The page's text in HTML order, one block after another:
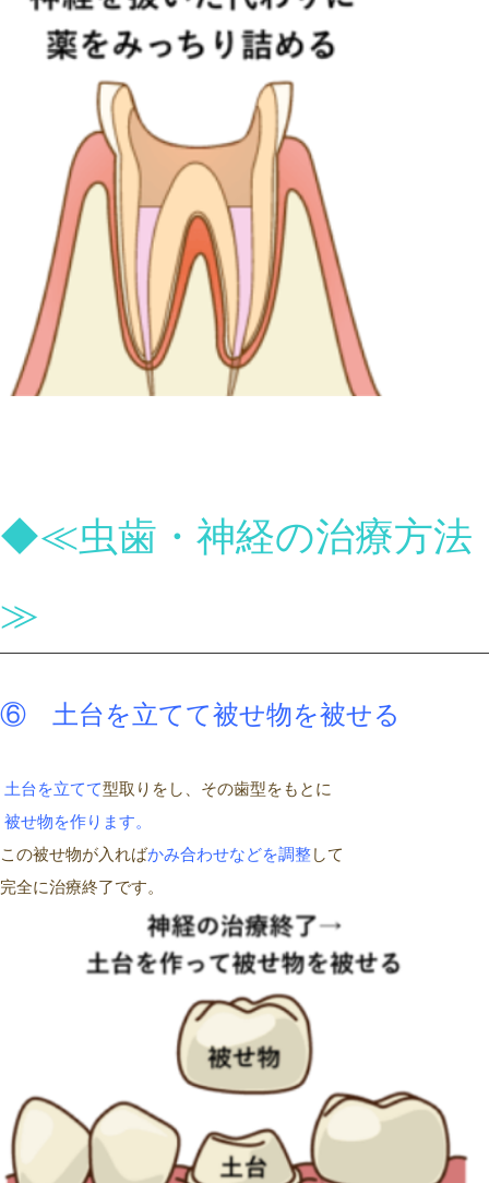
◆≪虫歯・神経の治療方法
≫
⑥ 土台を立てて被せ物を被せる
土台を立てて型取りをし、その歯型をもとに
被せ物を作ります。
この被せ物が入ればかみ合わせなどを調整して
完全に治療終了です。